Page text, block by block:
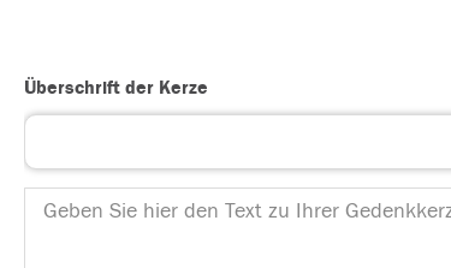
Überschrift der Kerze